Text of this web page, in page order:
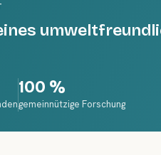
100 %
gemeinnützige Forschung